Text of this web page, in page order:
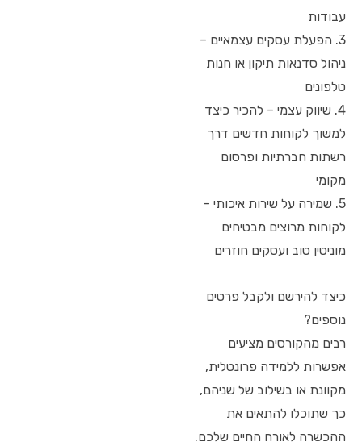
עבודות
3. הפעלת עסקים עצמאיים –
ניהול סדנאות תיקון או חנות
טלפונים
4. שיווק עצמי – להכיר כיצד
למשוך לקוחות חדשים דרך
רשתות חברתיות ופרסום
מקומי
5. שמירה על שירות איכותי –
לקוחות מרוצים מבטיחים
מוניטין טוב ועסקים חוזרים
כיצד להירשם ולקבל פרטים
נוספים?
רבים מהקורסים מציעים
אפשרות ללמידה פרונטלית,
מקוונת או בשילוב של שניהם,
כך שתוכלו להתאים את
ההכשרה לאורח החיים שלכם.